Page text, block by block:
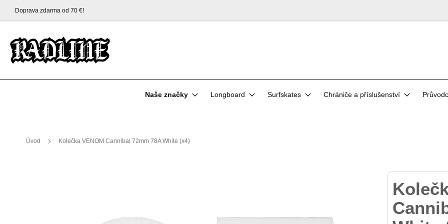
Přejít
Doprava zdarma od 70 €!
Naše značky Longboard Surfskates Chrániče a příslušenství
Úvod Kolečka VENOM Cannibal 72mm 78A White (x4)